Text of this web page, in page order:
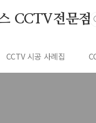
CCTV전문점
CCTV 시공 사례집